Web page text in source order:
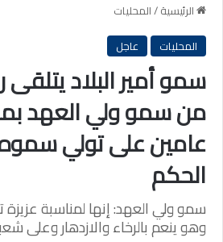
الرئيسية/المحليات
المحليات
عاجل
سمو أمير البلاد يتلقى
من سمو ولي العهد
عامين على تولي
الحكم
سمو ولي العهد: إنها لمناسبة عزيزة
وهو ينعم بالرخاء والازدهار وعلى